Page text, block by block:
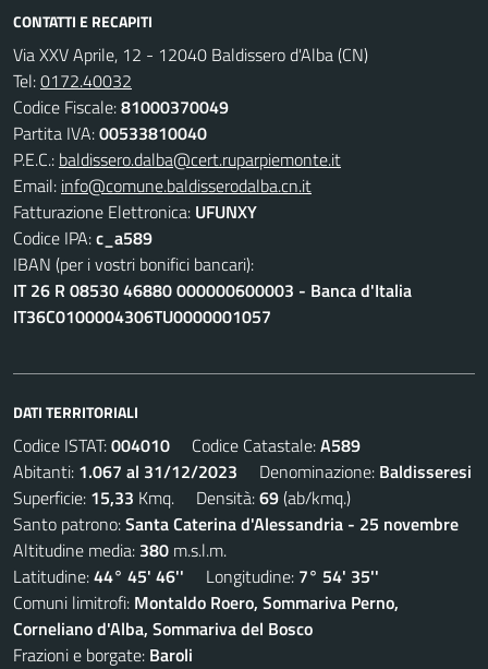
CONTATTI E RECAPITI
Via XXV Aprile, 12 - 12040 Baldissero d'Alba (CN)
Tel:0172.40032
Codice Fiscale:81000370049
Partita IVA:00533810040
P.E.C.: baldissero.dalba@cert.ruparpiemonte.it
Email: info@comune.baldisserodalba.cn.it
Fatturazione Elettronica: UFUNXY
Codice IPA:c_a589
IBAN (per i vostri bonifici bancari):
IT 26 R 08530 46880 000000600003 - Banca d'Italia
IT36C0100004306TU0000001057
DATI TERRITORIALI
Codice ISTAT:004010 Codice Catastale:A589
Abitanti: 1.067 al 31/12/2023 Denominazione: Baldisseresi
Superficie: 15,33 Kmq. Densità:69(ab/kmq.)
Santo patrono:Santa Caterina d'Alessandria - 25 novembre
Altitudine media: 380 m.s.l.m.
Latitudine:44° 45' 46'' Longitudine: 7° 54' 35''
Comuni limitrofi: Montaldo Roero, Sommariva Perno,
Corneliano d'Alba, Sommariva del Bosco
Frazioni e borgate: Baroli